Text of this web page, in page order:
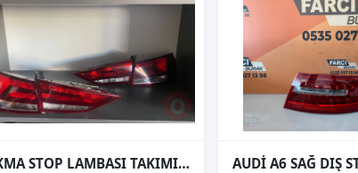
ÇIKMA STOP LAMBASI TAKIMI AUDİ A3 SEDAN